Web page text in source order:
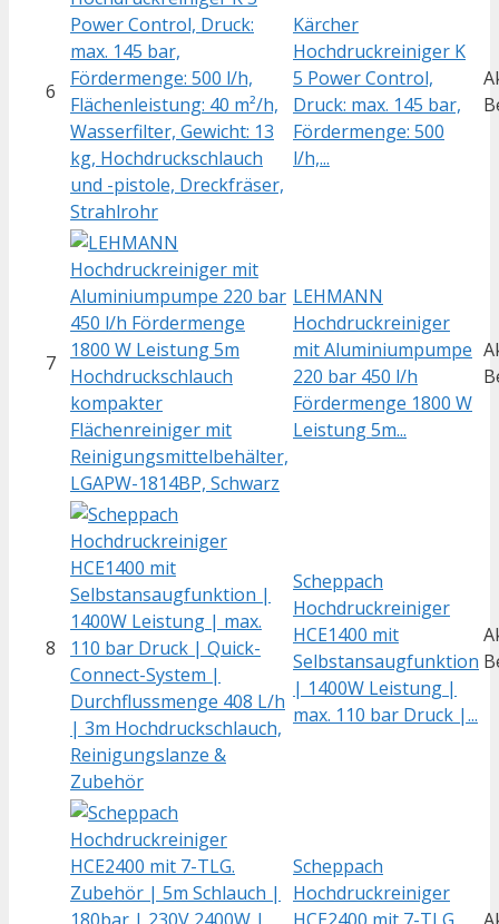
6
Kärcher
Hochdruckreiniger K
5 Power Control,
Druck: max. 145 bar,
Fördermenge: 500
l/h,...
7
LEHMANN
Hochdruckreiniger
mit Aluminiumpumpe
220 bar 450 l/h
Fördermenge 1800 W
Leistung 5m...
8
Scheppach
Hochdruckreiniger
HCE1400 mit
Selbstansaugfunktion
| 1400W Leistung |
max. 110 bar Druck |...
Scheppach
Hochdruckreiniger